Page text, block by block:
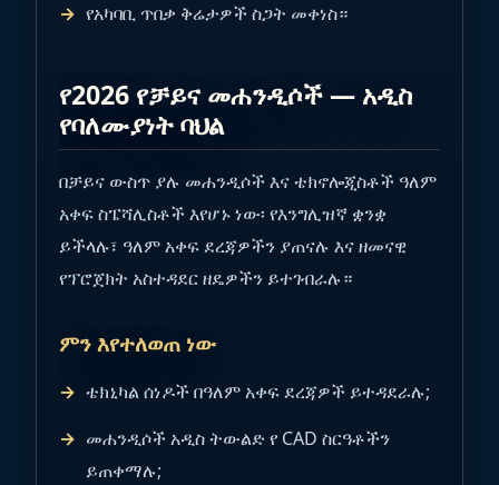
የአካባቢ ጥበቃ ቅሬታዎች ስጋት መቀነስ።
የ2026 የቻይና መሐንዲሶች — አዲስ
የባለሙያነት ባህል
በቻይና ውስጥ ያሉ መሐንዲሶች እና ቴክኖሎጂስቶች ዓለም
አቀፍ ስፔሻሊስቶች እየሆኑ ነው፡ የእንግሊዝኛ ቋንቋ
ይችላሉ፣ ዓለም አቀፍ ደረጃዎችን ያጠናሉ እና ዘመናዊ
የፕሮጀክት አስተዳደር ዘዴዎችን ይተገብራሉ።
ምን እየተለወጠ ነው
ቴክኒካል ሰነዶች በዓለም አቀፍ ደረጃዎች ይተዳደራሉ;
መሐንዲሶች አዲስ ትውልድ የ CAD ስርዓቶችን
ይጠቀማሉ;